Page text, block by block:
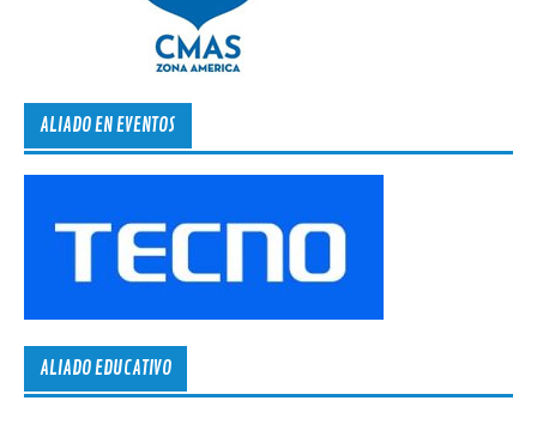
ALIADO EN EVENTOS
ALIADO EDUCATIVO